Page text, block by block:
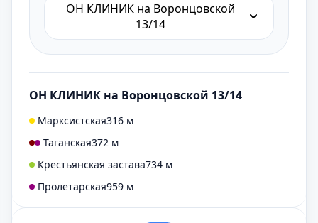
ОН КЛИНИК на Воронцовской
13/14
ОН КЛИНИК на Воронцовской 13/14
Марксистская316 м
Таганская372 м
Крестьянская застава734 м
Пролетарская959 м